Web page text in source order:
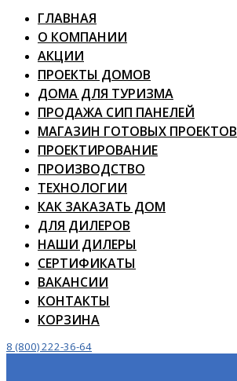
ГЛАВНАЯ
О КОМПАНИИ
АКЦИИ
ПРОЕКТЫ ДОМОВ
ДОМА ДЛЯ ТУРИЗМА
ПРОДАЖА СИП ПАНЕЛЕЙ
МАГАЗИН ГОТОВЫХ ПРОЕКТОВ
ПРОЕКТИРОВАНИЕ
ПРОИЗВОДСТВО
ТЕХНОЛОГИИ
КАК ЗАКАЗАТЬ ДОМ
ДЛЯ ДИЛЕРОВ
НАШИ ДИЛЕРЫ
СЕРТИФИКАТЫ
ВАКАНСИИ
КОНТАКТЫ
КОРЗИНА
8 (800) 222-36-64